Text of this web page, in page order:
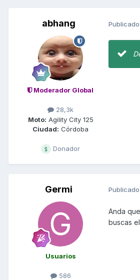
abhang
Moderador Global
28,3k
Moto: Agility City 125
Ciudad: Córdoba
Donador
Publicado
Germi
Usuarios
586
Publicado
Anda
buscas